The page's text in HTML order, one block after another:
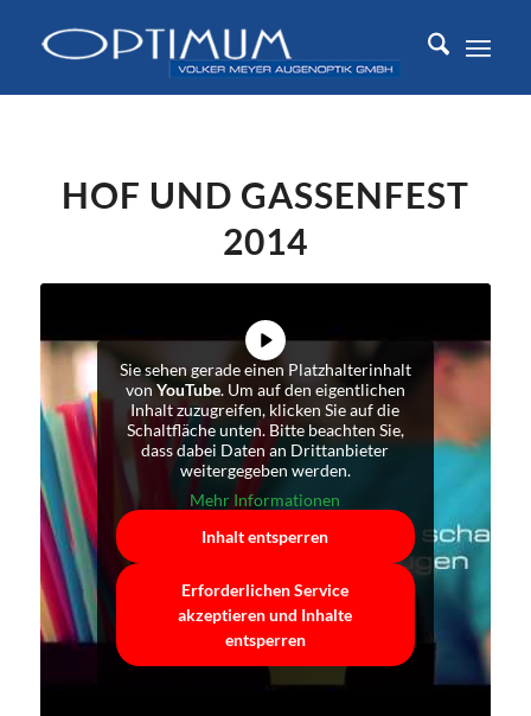
HOF UND GASSENFEST
2014
Sie sehen gerade einen Platzhalterinhalt
von YouTube. Um auf den eigentlichen
Inhalt zuzugreifen, klicken Sie auf die
Schaltfläche unten. Bitte beachten Sie,
dass dabei Daten an Drittanbieter
weitergegeben werden.
Mehr Informationen
Inhalt entsperren
Erforderlichen Service
akzeptieren und Inhalte
entsperren